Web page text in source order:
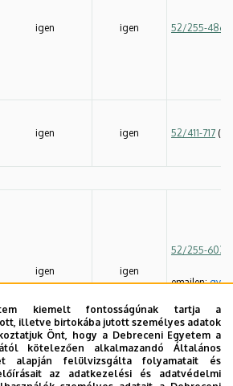
kiemelt fontosságúnak tartja a
illetve birtokába jutott személyes adatok
Önt, hogy a Debreceni Egyetem a
kötelezően alkalmazandó Általános
alapján felülvizsgálta folyamatait és
az adatkezelési és adatvédelmi
igen igen 52/255-486
igen igen 52/411-717
igen igen
52/255-603
emailen: